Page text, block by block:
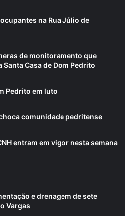
na Rua Júlio de
de monitoramento que
Casa de Dom Pedrito
Pedrito em luto
comunidade pedritense
entram em vigor nesta semana
e drenagem de sete
Vargas